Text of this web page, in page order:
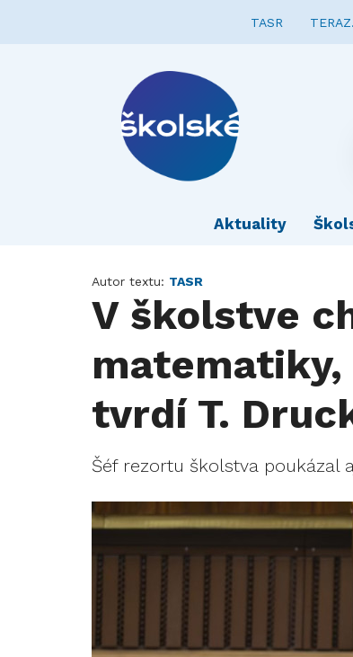
TASR
Aktuality
Autor textu: TASR
V školstve
tvrdí T.
Šéf rezortu školstva poukázal